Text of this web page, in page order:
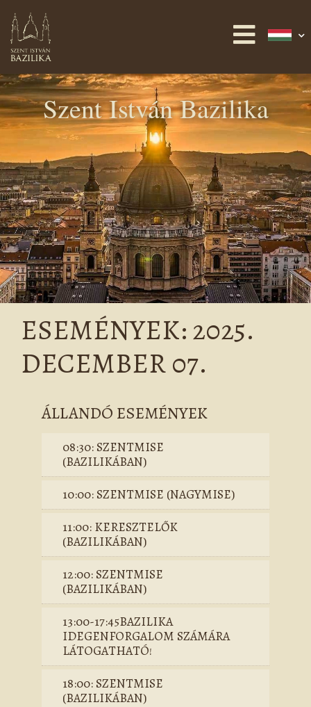
Szent István Bazilika
ESEMÉNYEK: 2025.
DECEMBER 07.
ÁLLANDÓ ESEMÉNYEK
08:30: SZENTMISE
(BAZILIKÁBAN)
10:00: SZENTMISE (NAGYMISE)
11:00: KERESZTELŐK
(BAZILIKÁBAN)
12:00: SZENTMISE
(BAZILIKÁBAN)
13:00-17:45BAZILIKA
IDEGENFORGALOM SZÁMÁRA
LÁTOGATHATÓ!
18:00: SZENTMISE
(BAZILIKÁBAN)